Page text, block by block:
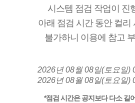
시스템 점검 작업이 진
아래 점검 시간 동안 컬리
불가하니 이용에 참고
2026년 08월 08일(토요일)
2026년 08월 08일(토요일)
*점검 시간은 공지보다 다소 길